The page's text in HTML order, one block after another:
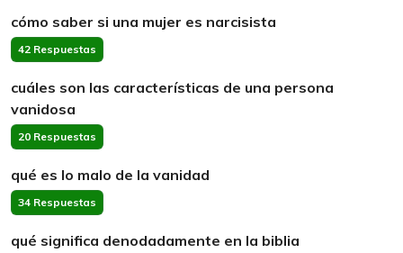
cómo saber si una mujer es narcisista
42 Respuestas
cuáles son las características de una persona
vanidosa
20 Respuestas
qué es lo malo de la vanidad
34 Respuestas
qué significa denodadamente en la biblia